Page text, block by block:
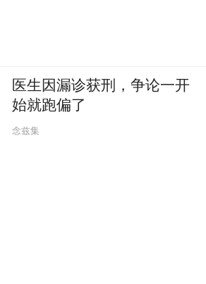
医生因漏诊获刑，争论一开
始就跑偏了
念兹集